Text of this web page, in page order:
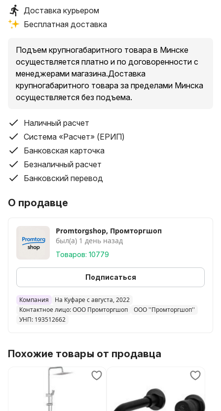
Доставка курьером
Бесплатная доставка
Подъем крупногабаритного товара в Минске
осуществляется платно и по договоренности с
менеджерами магазина.Доставка
крупногабаритного товара за пределами Минска
осуществляется без подъема.
Наличный расчет
Система «Расчет» (ЕРИП)
Банковская карточка
Безналичный расчет
Банковский перевод
О продавце
Promtorgshop, Промторгшоп
был(а) 1 день назад
Товаров: 10779
Подписаться
Компания
На Куфаре с августа, 2022
Контактное лицо: ООО Промторгшоп
ООО ''Промторгшоп''
УНП: 193512662
Похожие товары от продавца